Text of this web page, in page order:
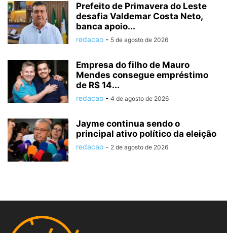
Prefeito de Primavera do Leste
desafia Valdemar Costa Neto,
banca apoio...
redacao - 5 de agosto de 2026
Empresa do filho de Mauro
Mendes consegue empréstimo
de R$ 14...
redacao - 4 de agosto de 2026
Jayme continua sendo o
principal ativo político da eleição
redacao - 2 de agosto de 2026